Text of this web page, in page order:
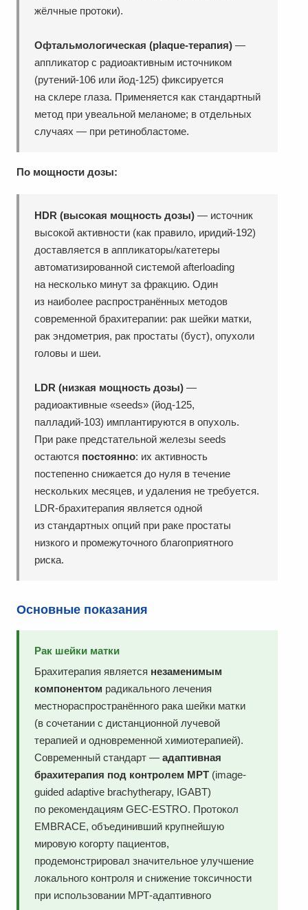
жёлчные протоки).
Офтальмологическая (plaque-терапия) —
аппликатор с радиоактивным источником
(рутений-106 или йод-125) фиксируется
на склере глаза. Применяется как стандартный
метод при увеальной меланоме; в отдельных
случаях — при ретинобластоме.
По мощности дозы:
HDR (высокая мощность дозы) — источник
высокой активности (как правило, иридий-192)
доставляется в аппликаторы/катетеры
автоматизированной системой afterloading
на несколько минут за фракцию. Один
из наиболее распространённых методов
современной брахитерапии: рак шейки матки,
рак эндометрия, рак простаты (буст), опухоли
головы и шеи.
LDR (низкая мощность дозы) —
радиоактивные «seeds» (йод-125,
палладий-103) имплантируются в опухоль.
При раке предстательной железы seeds
остаются постоянно: их активность
постепенно снижается до нуля в течение
нескольких месяцев, и удаления не требуется.
LDR-брахитерапия является одной
из стандартных опций при раке простаты
низкого и промежуточного благоприятного
риска.
Основные показания
Рак шейки матки
Брахитерапия является незаменимым
компонентом радикального лечения
местнораспространённого рака шейки матки
(в сочетании с дистанционной лучевой
терапией и одновременной химиотерапией).
Современный стандарт — адаптивная
брахитерапия под контролем МРТ (image-
guided adaptive brachytherapy, IGABT)
по рекомендациям GEC-ESTRO. Протокол
EMBRACE, объединивший крупнейшую
мировую когорту пациентов,
продемонстрировал значительное улучшение
локального контроля и снижение токсичности
при использовании МРТ-адаптивного